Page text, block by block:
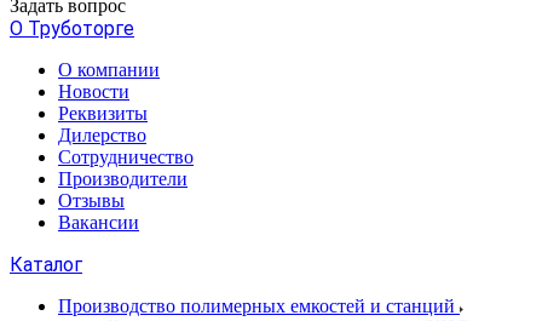
Задать вопрос
О Труботорге
О компании
Новости
Реквизиты
Дилерство
Сотрудничество
Производители
Отзывы
Вакансии
Каталог
Производство полимерных емкостей и станций